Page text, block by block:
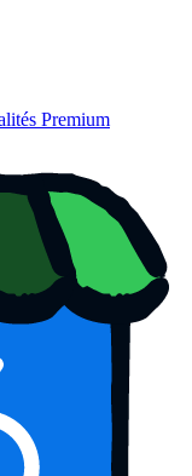
Premium